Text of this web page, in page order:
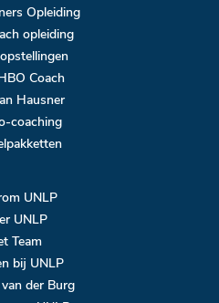
Opleiding
opleiding
Coach
Hausner
coaching
UNLP
UNLP
Team
bij UNLP
der Burg